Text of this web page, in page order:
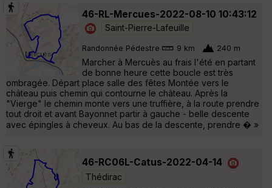
46-RL-Mercues-2022-08-10 10:43:12
Saint-Pierre-Lafeuille
Randonnée Pédestre 9 km 240 m
Marcher à Mercuès au frais l'été en partant
de bonne heure cette boucle est très
ombragée. Départ place salle des fêtes Montée vers le
château puis chemin qui contourne le château. Après la
"Vierge" le chemin monte vers une truffière, à la route prendre
tout droit et avant Bayonnet partir à gauche - belle descente
avec épingles à cheveux. Au bas de la descente, prendre � »
46-RC06L-Catus-2022-04-14
Thédirac